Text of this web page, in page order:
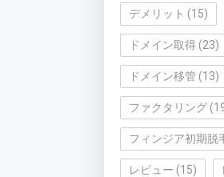
デメリット (15)
ドメイン取得(23)
ドメイン移管 (13)
ファクタリング
フィンジア初期脱
レビュー (15)